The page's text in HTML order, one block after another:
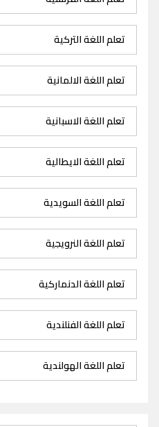
تعلم اللغة التركية
تعلم اللغة الالمانية
تعلم اللغة الاسبانية
تعلم اللغة الايطالية
تعلم اللغة السويدية
تعلم اللغة النرويجية
تعلم اللغة الدنماركية
تعلم اللغة الفنلندية
تعلم اللغة الهولندية